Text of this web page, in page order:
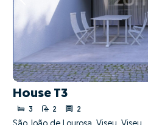
House T3
3 2 2